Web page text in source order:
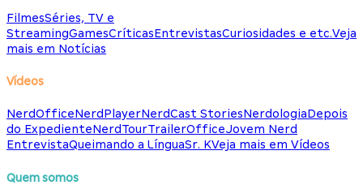
FilmesSéries, TV e
StreamingGamesCríticasEntrevistasCuriosidades e etc.Veja
mais em Notícias
Vídeos
NerdOfficeNerdPlayerNerdCast StoriesNerdologiaDepois
do ExpedienteNerdTourTrailerOfficeJovem Nerd
EntrevistaQueimando a LínguaSr. KVeja mais em Vídeos
Quem somos